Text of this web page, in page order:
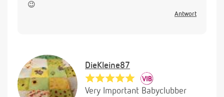
😉
Antwort
DieKleine87
Very Important Babyclubber